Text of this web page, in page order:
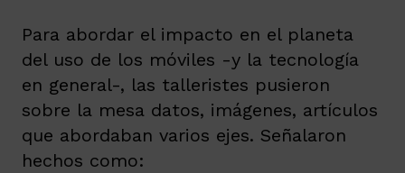
Para abordar el impacto en el planeta
del uso de los móviles -y la tecnología
en general-, las talleristes pusieron
sobre la mesa datos, imágenes, artículos
que abordaban varios ejes. Señalaron
hechos como: